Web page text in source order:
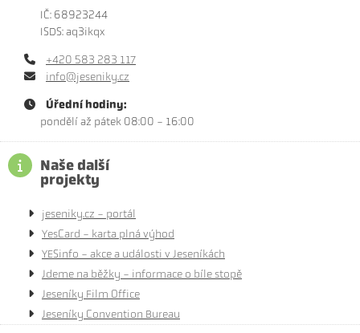
IČ: 68923244
ISDS: aq3ikqx
+420 583 283 117
info@jeseniky.cz
Úřední hodiny:
pondělí až pátek 08:00 - 16:00
Naše další
projekty
jeseniky.cz - portál
YesCard - karta plná výhod
YESinfo - akce a události v Jeseníkách
Jdeme na běžky - informace o bíle stopě
Jeseníky Film Office
Jeseníky Convention Bureau